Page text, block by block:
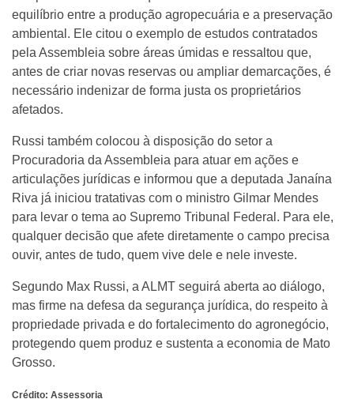
equilíbrio entre a produção agropecuária e a preservação
ambiental. Ele citou o exemplo de estudos contratados
pela Assembleia sobre áreas úmidas e ressaltou que,
antes de criar novas reservas ou ampliar demarcações, é
necessário indenizar de forma justa os proprietários
afetados.
Russi também colocou à disposição do setor a
Procuradoria da Assembleia para atuar em ações e
articulações jurídicas e informou que a deputada Janaína
Riva já iniciou tratativas com o ministro Gilmar Mendes
para levar o tema ao Supremo Tribunal Federal. Para ele,
qualquer decisão que afete diretamente o campo precisa
ouvir, antes de tudo, quem vive dele e nele investe.
Segundo Max Russi, a ALMT seguirá aberta ao diálogo,
mas firme na defesa da segurança jurídica, do respeito à
propriedade privada e do fortalecimento do agronegócio,
protegendo quem produz e sustenta a economia de Mato
Grosso.
Crédito: Assessoria